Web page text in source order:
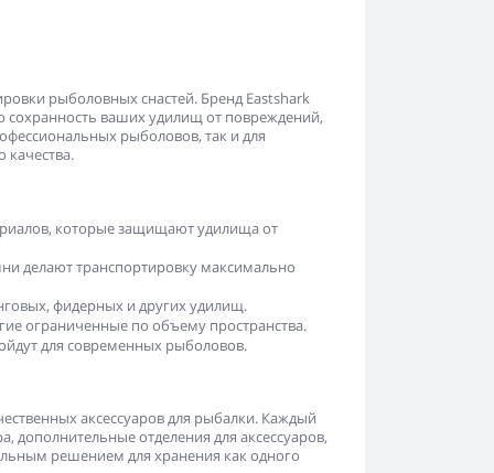
рыболовных снастей. Бренд Eastshark
ваших удилищ от повреждений,
рыболовов, так и для
которые защищают удилища от
делают транспортировку максимально
фидерных и других удилищ.
ограниченные по объему пространства.
для современных рыболовов.
аксессуаров для рыбалки. Каждый
дополнительные отделения для аксессуаров,
решением для хранения как одного